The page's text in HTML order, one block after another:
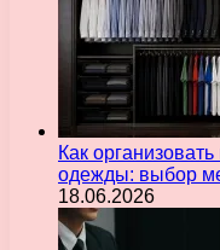
Как
одежды: выбор
18.06.2026